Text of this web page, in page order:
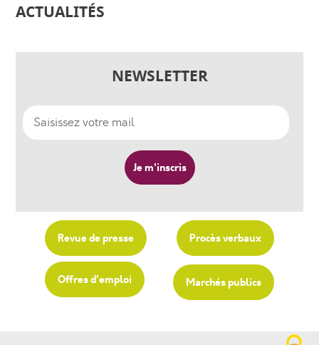
ACTUALITÉS
NEWSLETTER
Revue de presse Procès verbaux
Offres d'emploi Marchés publics